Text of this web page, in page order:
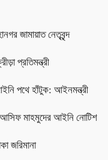
জামায়াত নেতৃবৃন্দ
প্রতিমন্ত্রী
পথে হাঁটুক: আইনমন্ত্রী
মাহমুদের আইনি নোটিশ
জরিমানা